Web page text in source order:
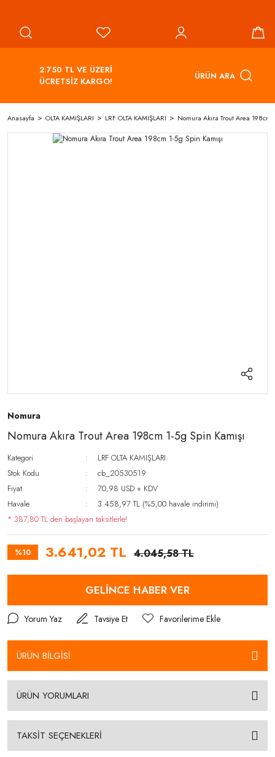
2.750 TL VE ÜZERİ
ÜCRETSİZ KARGO!
ÜRÜN ARA
Anasayfa OLTA KAMIŞLARI LRF OLTA KAMIŞLARI Nomura Akıra Trout Area 198cm
Nomura
Nomura Akıra Trout Area 198cm 1-5g Spin Kamışı
Kategori
LRF OLTA KAMIŞLARI
Stok Kodu
cb_20530519
Fiyat
70,98 USD + KDV
Havale
3.458,97 TL (%5,00 havale indirimi)
* 387,80 TL den başlayan taksitlerle!
%10 3.641,02 TL 4.045,58 TL
GELİNCE HABER VER
Yorum Yaz Tavsiye Et
ÜRÜN BİLGİSİ
ÜRÜN YORUMLARI
TAKSİT SEÇENEKLERİ